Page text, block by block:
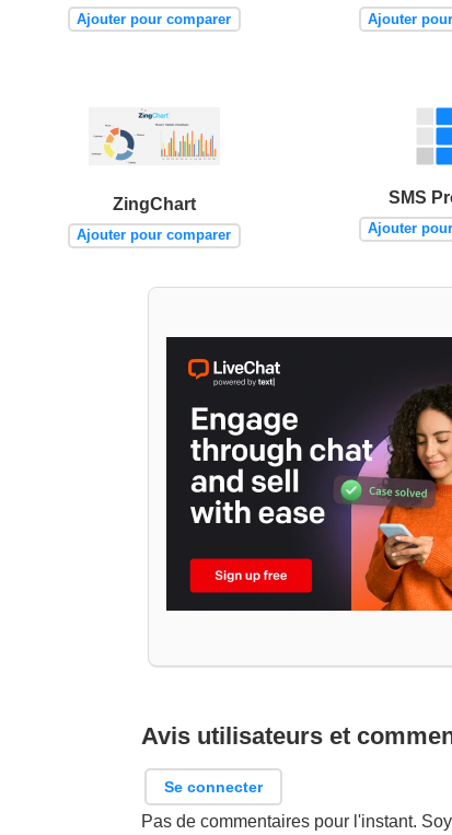
Ajouter pour comparer Ajouter
ZingChart
Ajouter pour comparer
SMS
Ajouter
Avis utilisateurs et
Se connecter
Pas de commentaires pour l'instant.